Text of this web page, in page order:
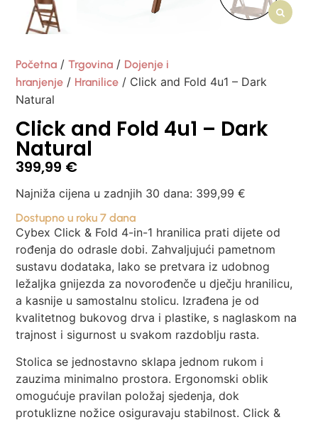
Početna /Trgovina / Dojenje i
hranjenje / Hranilice / Click and Fold 4u1 – Dark
Natural
Click and Fold 4u1 – Dark
Natural
399,99 €
Najniža cijena u zadnjih 30 dana: 399,99€
Dostupno u roku 7 dana
Cybex Click & Fold 4-in-1 hranilica prati dijete od
rođenja do odrasle dobi. Zahvaljujući pametnom
sustavu dodataka, lako se pretvara iz udobnog
ležaljka gnijezda za novorođenče u dječju hranilicu,
a kasnije u samostalnu stolicu. Izrađena je od
kvalitetnog bukovog drva i plastike, s naglaskom na
trajnost i sigurnost u svakom razdoblju rasta.
Stolica se jednostavno sklapa jednom rukom i
zauzima minimalno prostora. Ergonomski oblik
omogućuje pravilan položaj sjedenja, dok
protuklizne nožice osiguravaju stabilnost. Click &